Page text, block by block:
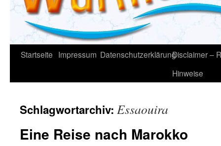
Startseite Impressum DatenschutzerklärungDisclaimer –
Hinweise
Schlagwortarchiv: Essaouira
Eine Reise nach Marokko